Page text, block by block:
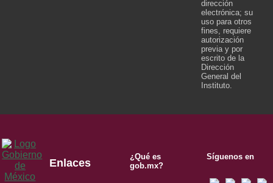
dirección
electrónica; su
uso para otros
fines, requiere
autorización
previa y por
escrito de la
Dirección
General del
Instituto.
Enlaces
¿Qué es
gob.mx?
Síguenos en